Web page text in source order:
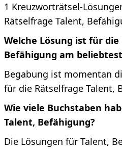
1 Kreuzworträtsel-
Rätselfrage Talent,
Welche Lösung ist für
Befähigung am
Begabung ist momentan
für die Rätselfrage Talent,
Wie viele Buchstaben
Talent, Befähigung?
Die Lösungen für Talent,